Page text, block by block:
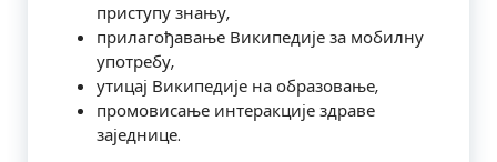
приступу знању,
прилагођавање Википедије за мобилну
употребу,
утицај Википедије на образовање,
промовисање интеракције здраве
заједнице.